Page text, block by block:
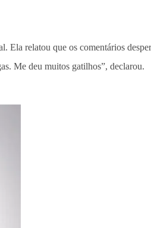
relatou que os comentários
Me deu muitos gatilhos”, declarou.